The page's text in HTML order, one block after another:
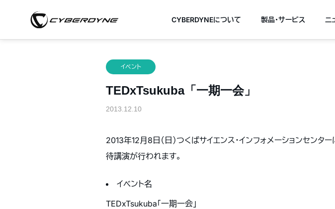
CYBERDYNEについて 製品・サービス ニ
イベント
TEDxTsukuba「一期一会」
2013.12.10
2013年12月8日（日）つくばサイエンス・インフォメーションセン
待講演が行われます。
イベント名
TEDxTsukuba「一期一会」